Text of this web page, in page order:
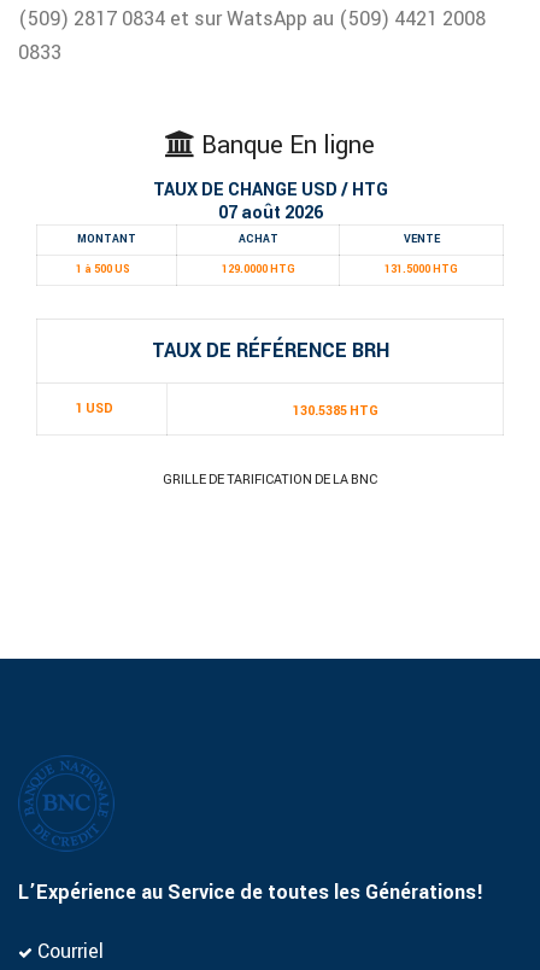
(509) 2817 0834 et sur WatsApp au (509) 4421 2008
0833
Banque En ligne
TAUX DE CHANGE USD / HTG
07 août 2026
MONTANT ACHAT
VENTE
1 à 500 US
129.0000 HTG 131.5000 HTG
TAUX DE RÉFÉRENCE BRH
1 USD 130.5385 HTG
GRILLE DE TARIFICATION DE LA BNC
L’Expérience au Service de toutes les Générations!
Courriel